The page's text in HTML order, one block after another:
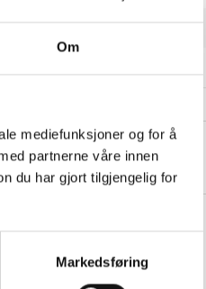
Om
mediefunksjoner og for å
partnerne våre innen
du har gjort tilgjengelig for
Markedsføring